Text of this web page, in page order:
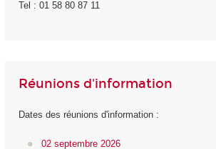
Tel : 01 58 80 87 11
Réunions d'information
Dates des réunions d'information :
02 septembre 2026